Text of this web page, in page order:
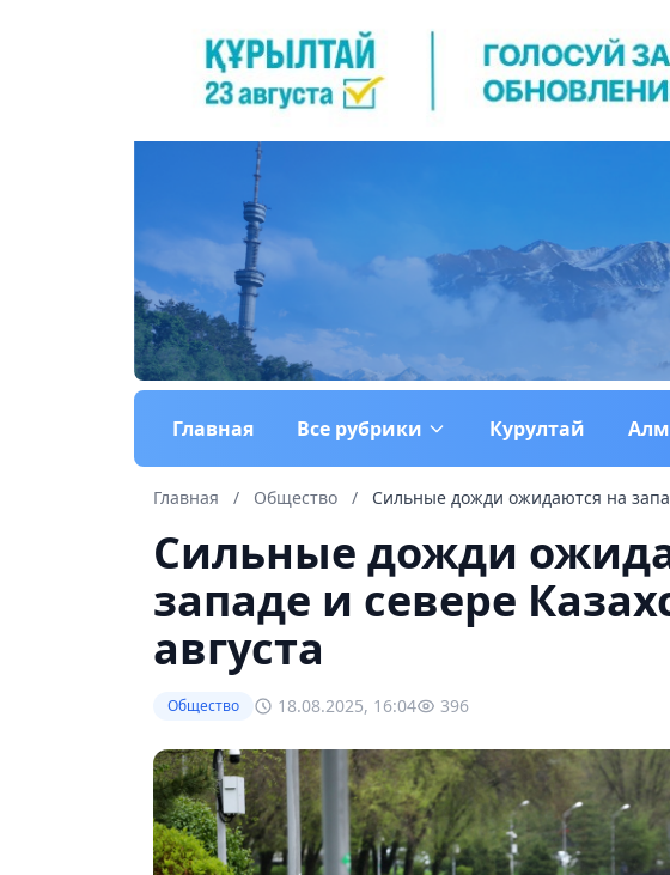
Главная Все рубрики Курултай
Главная / Общество / Сильные дожди ожидаются на
Сильные дожди
западе и севере
августа
Общество 18.08.2025, 16:04 396